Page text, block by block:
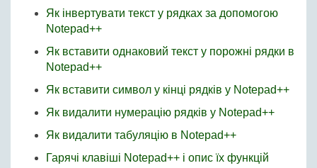
Як інвертувати текст у рядках за допомогою
Notepad++
Як вставити однаковий текст у порожні рядки в
Notepad++
Як вставити символ у кінці рядків у Notepad++
Як видалити нумерацію рядків у Notepad++
Як видалити табуляцію в Notepad++
Гарячі клавіші Notepad++ і опис їх функцій